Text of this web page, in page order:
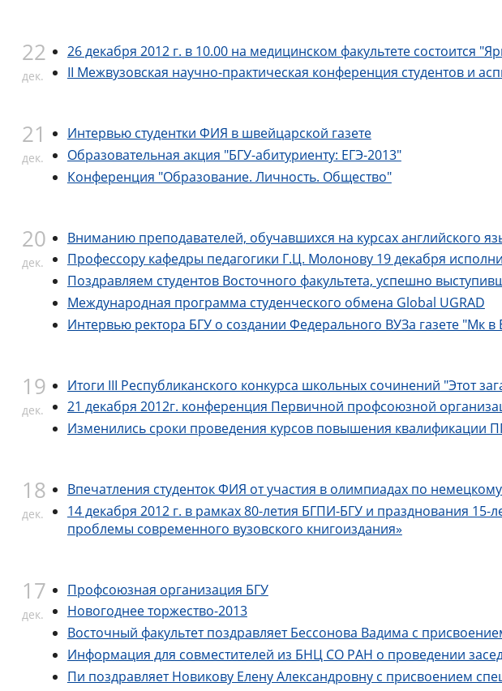
22
дек.
26 декабря 2012 г. в 10.00 на медицинском факультете состоится
II Межвузовская научно-практическая конференция студентов и
21
дек.
Интервью студентки ФИЯ в швейцарской газете
Образовательная акция "БГУ-абитуриенту: ЕГЭ-2013"
Конференция "Образование. Личность. Общество"
20
дек.
Вниманию преподавателей, обучавшихся на курсах английского
Профессору кафедры педагогики Г.Ц. Молонову 19 декабря
Поздравляем студентов Восточного факультета, успешно
Международная программа студенческого обмена Global UGRAD
Интервью ректора БГУ о создании Федерального ВУЗа газете "Мк в
19
дек.
Итоги III Республиканского конкурса школьных сочинений "Этот
21 декабря 2012г. конференция Первичной профсоюзной
Изменились сроки проведения курсов повышения квалификации
18
дек.
Впечатления студенток ФИЯ от участия в олимпиадах по
14 декабря 2012 г. в рамках 80-летия БГПИ-БГУ и празднования
проблемы современного вузовского книгоиздания»
17
дек.
Профсоюзная организация БГУ
Новогоднее торжество-2013
Восточный факультет поздравляет Бессонова Вадима с
Информация для совместителей из БНЦ СО РАН о проведении
Пи поздравляет Новикову Елену Александровну с присвоением